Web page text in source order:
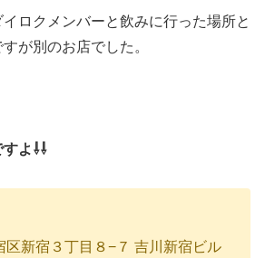
ロクメンバーと飲みに行った場所と
が別のお店でした。
よ⇩⇩
区新宿３丁目８−７ 吉川新宿ビル